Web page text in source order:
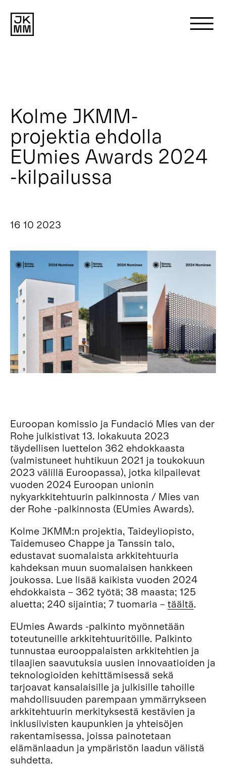
Projektit
Uutiset
Kolme JKMM-
projektia ehdolla
EUmies Awards 2024
-kilpailussa
16 10 2023
Euroopan komissio ja Fundació Mies van der
Rohe julkistivat 13. lokakuuta 2023
täydellisen luettelon 362 ehdokkaasta
(valmistuneet huhtikuun 2021 ja toukokuun
2023 välillä Euroopassa), jotka kilpailevat
vuoden 2024 Euroopan unionin
nykyarkkitehtuurin palkinnosta / Mies van
der Rohe -palkinnosta (EUmies Awards).
Kolme JKMM:n projektia, Taideyliopisto,
Taidemuseo Chappe ja Tanssin talo,
edustavat suomalaista arkkitehtuuria
kahdeksan muun suomalaisen hankkeen
joukossa. Lue lisää kaikista vuoden 2024
ehdokkaista – 362 työtä; 38 maasta; 125
aluetta; 240 sijaintia; 7 tuomaria – täältä.
EUmies Awards -palkinto myönnetään
toteutuneille arkkitehtuuritöille. Palkinto
tunnustaa eurooppalaisten arkkitehtien ja
tilaajien saavutuksia uusien innovaatioiden ja
teknologioiden kehittämisessä sekä
tarjoavat kansalaisille ja julkisille tahoille
mahdollisuuden parempaan ymmärrykseen
arkkitehtuurin merkityksestä kestävien ja
inklusiivisten kaupunkien ja yhteisöjen
rakentamisessa, joissa painotetaan
elämänlaadun ja ympäristön laadun välistä
suhdetta.